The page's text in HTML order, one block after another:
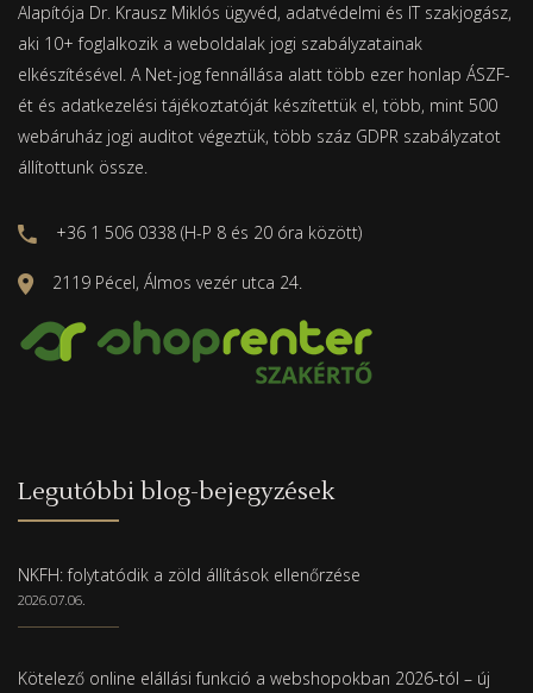
Alapítója Dr. Krausz Miklós ügyvéd, adatvédelmi és IT szakjogász,
aki 10+ foglalkozik a weboldalak jogi szabályzatainak
elkészítésével. A Net-jog fennállása alatt több ezer honlap ÁSZF-
ét és adatkezelési tájékoztatóját készítettük el, több, mint 500
webáruház jogi auditot végeztük, több száz GDPR szabályzatot
állítottunk össze.
+36 1 506 0338 (H-P 8 és 20 óra között)
2119 Pécel, Álmos vezér utca 24.
Legutóbbi blog-bejegyzések
NKFH: folytatódik a zöld állítások ellenőrzése
2026.07.06.
Kötelező online elállási funkció a webshopokban 2026-tól – új